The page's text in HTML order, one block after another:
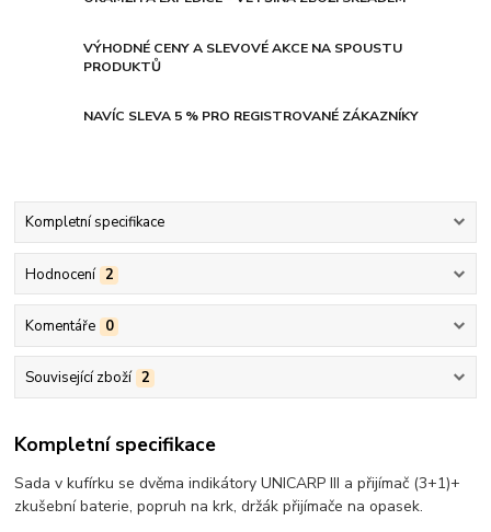
VÝHODNÉ CENY A SLEVOVÉ AKCE NA SPOUSTU
PRODUKTŮ
NAVÍC SLEVA 5 % PRO REGISTROVANÉ ZÁKAZNÍKY
Kompletní specifikace
Hodnocení 2
Komentáře 0
Související zboží 2
Kompletní specifikace
Sada v kufírku se dvěma indikátory UNICARP III a přijímač (3+1)+
zkušební baterie, popruh na krk, držák přijímače na opasek.